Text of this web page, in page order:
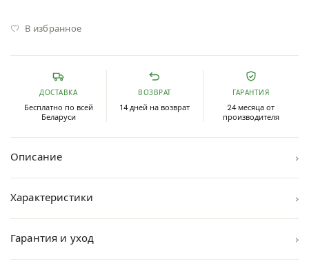
В избранное
ДОСТАВКА
Бесплатно по всей
Беларуси
ВОЗВРАТ
14 дней на возврат
ГАРАНТИЯ
24 месяца от
производителя
Описание ›
Характеристики ›
Гарантия и уход ›